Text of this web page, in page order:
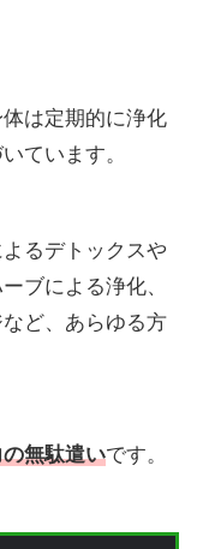
は定期的に浄化
ています。
るデトックスや
ブによる浄化、
ど、あらゆる方
無駄遣いです。